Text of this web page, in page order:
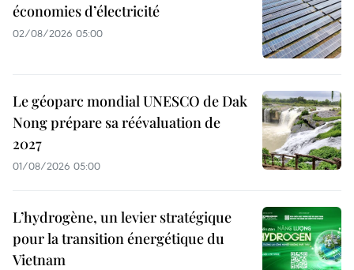
économies d’électricité
02/08/2026 05:00
Le géoparc mondial UNESCO de Dak
Nong prépare sa réévaluation de
2027
01/08/2026 05:00
L’hydrogène, un levier stratégique
pour la transition énergétique du
Vietnam